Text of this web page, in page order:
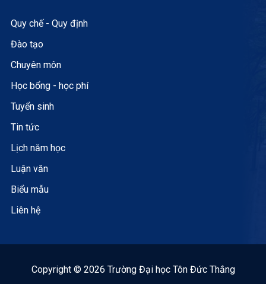
Quy chế - Quy định
Đào tạo
Chuyên môn
Học bổng - học phí
Tuyển sinh
Tin tức
Lịch năm học
Luận văn
Biểu mẫu
Liên hệ
Copyright © 2026 Trường Đại học Tôn Đức Thắng